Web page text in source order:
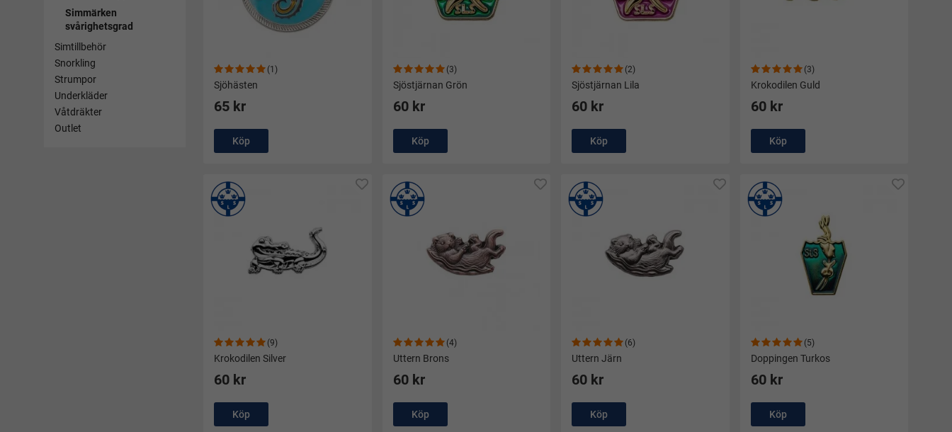
Simmärken
svårighetsgrad
Simtillbehör
Snorkling
Strumpor
Underkläder
Våtdräkter
Outlet
(1)
Sjöhästen
65 kr
Köp
(3)
Sjöstjärnan Grön
60 kr
Köp
(2)
Sjöstjärnan Lila
60 kr
Köp
(3)
Krokodilen Guld
60 kr
Köp
(9)
Krokodilen Silver
60 kr
Köp
(4)
Uttern Brons
60 kr
Köp
(6)
Uttern Järn
60 kr
Köp
(5)
Doppingen Turkos
60 kr
Köp